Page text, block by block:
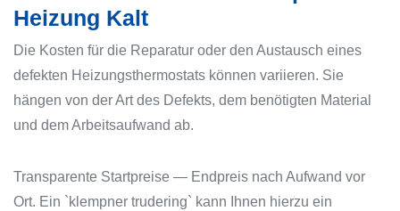
Heizung Kalt
Die Kosten für die Reparatur oder den Austausch eines
defekten Heizungsthermostats können variieren. Sie
hängen von der Art des Defekts, dem benötigten Material
und dem Arbeitsaufwand ab.
Transparente Startpreise — Endpreis nach Aufwand vor
Ort. Ein `klempner trudering` kann Ihnen hierzu ein